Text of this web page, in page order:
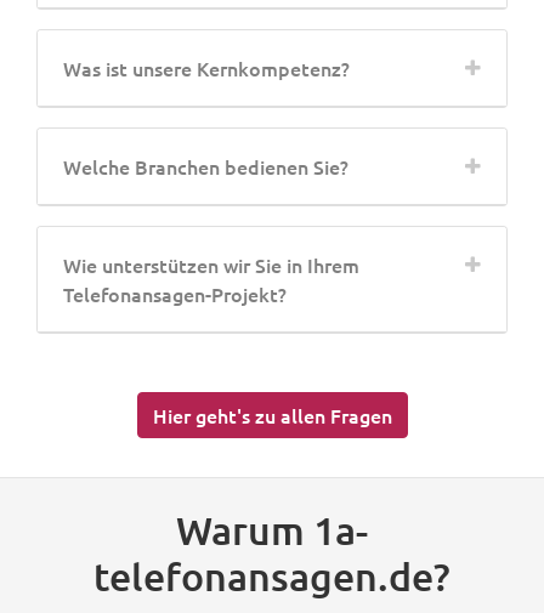
Was ist unsere Kernkompetenz?
Welche Branchen bedienen Sie?
Wie unterstützen wir Sie in Ihrem
Telefonansagen-Projekt?
Hier geht's zu allen Fragen
Warum 1a-
telefonansagen.de?